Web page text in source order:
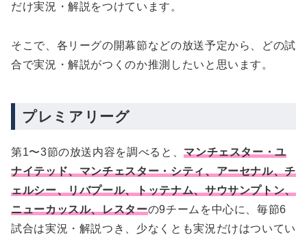
だけ実況・解説をつけています。
そこで、各リーグの開幕節などの放送予定から、どの試
合で実況・解説がつくのか推測したいと思います。
プレミアリーグ
第1〜3節の放送内容を調べると、マンチェスター・ユ
ナイテッド、マンチェスター・シティ、アーセナル、チ
ェルシー、リバプール、トッテナム、サウサンプトン、
ニューカッスル、レスターの9チームを中心に、毎節6
試合は実況・解説つき、少なくとも実況だけはついてい